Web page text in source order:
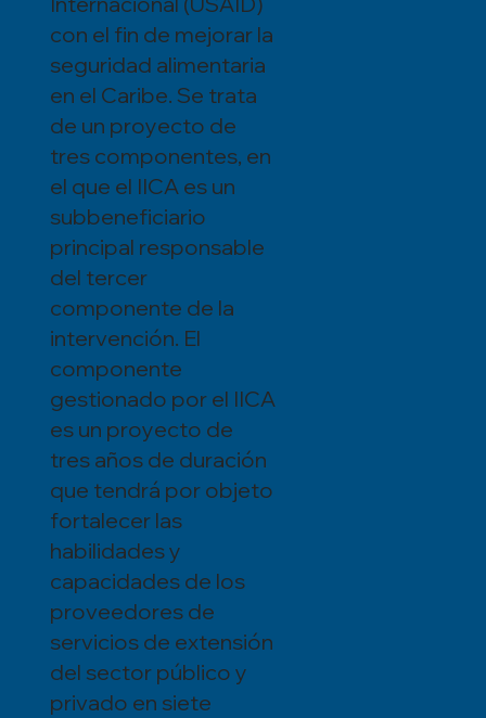
con el fin de mejorar la
seguridad alimentaria
en el Caribe. Se trata
de un proyecto de
tres componentes, en
el que el IICA es un
subbeneficiario
principal responsable
del tercer
componente de la
intervención. El
componente
gestionado por el IICA
es un proyecto de
tres años de duración
que tendrá por objeto
fortalecer las
habilidades y
capacidades de los
proveedores de
servicios de extensión
del sector público y
privado en siete